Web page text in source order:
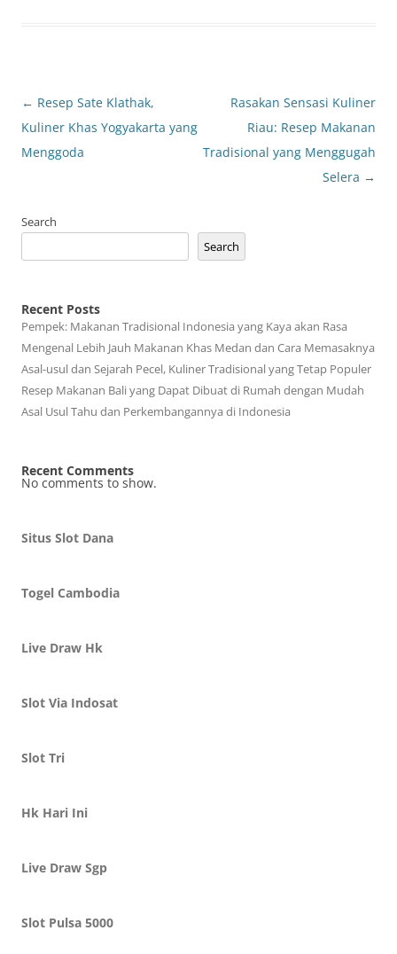
Post
navigation
← Resep Sate Klathak,
Kuliner Khas Yogyakarta yang
Menggoda
Rasakan Sensasi Kuliner
Riau: Resep Makanan
Tradisional yang Menggugah
Selera →
Search
Search
Recent Posts
Pempek: Makanan Tradisional Indonesia yang Kaya akan Rasa
Mengenal Lebih Jauh Makanan Khas Medan dan Cara Memasaknya
Asal-usul dan Sejarah Pecel, Kuliner Tradisional yang Tetap Populer
Resep Makanan Bali yang Dapat Dibuat di Rumah dengan Mudah
Asal Usul Tahu dan Perkembangannya di Indonesia
Recent Comments
No comments to show.
Situs Slot Dana
Togel Cambodia
Live Draw Hk
Slot Via Indosat
Slot Tri
Hk Hari Ini
Live Draw Sgp
Slot Pulsa 5000